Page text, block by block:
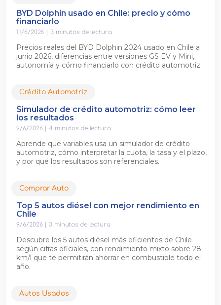
BYD Dolphin usado en Chile: precio y cómo
financiarlo
11/6/2026 3 minutos de lectura
Precios reales del BYD Dolphin 2024 usado en Chile a
junio 2026, diferencias entre versiones GS EV y Mini,
autonomía y cómo financiarlo con crédito automotriz.
Crédito Automotriz
Simulador de crédito automotriz: cómo leer
los resultados
9/6/2026|4 minutos de lectura
Aprende qué variables usa un simulador de crédito
automotriz, cómo interpretar la cuota, la tasa y el plazo,
y por qué los resultados son referenciales.
Comprar Auto
Top 5 autos diésel con mejor rendimiento en
Chile
9/6/2026|3 minutos de lectura
Descubre los 5 autos diésel más eficientes de Chile
según cifras oficiales, con rendimiento mixto sobre 28
km/l que te permitirán ahorrar en combustible todo el
año.
Autos Usados